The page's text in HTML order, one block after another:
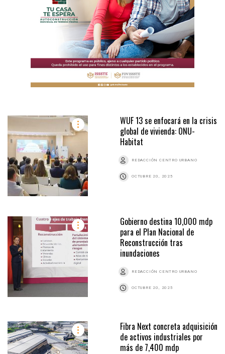
WUF 13 se enfocará en la crisis
global de vivienda: ONU-
Habitat
REDACCIÓN CENTRO URBANO
OCTUBRE 20, 2025
Gobierno destina 10,000 mdp
para el Plan Nacional de
Reconstrucción tras
inundaciones
REDACCIÓN CENTRO URBANO
OCTUBRE 20, 2025
Fibra Next concreta adquisición
de activos industriales por
más de 7,400 mdp